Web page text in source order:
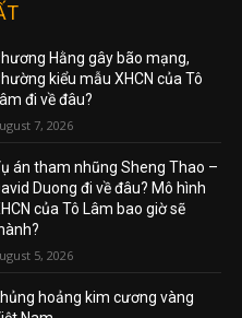
Hằng gây bão mạng,
kiểu mẫu XHCN của Tô
đi về đâu?
7, 2026
án tham nhũng Sheng Thao –
Duong đi về đâu? Mô hình
của Tô Lâm bao giờ sẽ
5, 2026
hoảng kim cương vàng